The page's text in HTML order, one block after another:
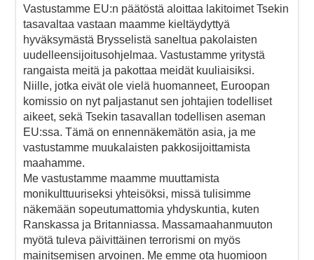
Vastustamme EU:n päätöstä aloittaa lakitoimet Tsekin
tasavaltaa vastaan maamme kieltäydyttyä
hyväksymästä Brysselistä saneltua pakolaisten
uudelleensijoitusohjelmaa. Vastustamme yritystä
rangaista meitä ja pakottaa meidät kuuliaisiksi.
Niille, jotka eivät ole vielä huomanneet, Euroopan
komissio on nyt paljastanut sen johtajien todelliset
aikeet, sekä Tsekin tasavallan todellisen aseman
EU:ssa. Tämä on ennennäkemätön asia, ja me
vastustamme muukalaisten pakkosijoittamista
maahamme.
Me vastustamme maamme muuttamista
monikulttuuriseksi yhteisöksi, missä tulisimme
näkemään sopeutumattomia yhdyskuntia, kuten
Ranskassa ja Britanniassa. Massamaahanmuuton
myötä tuleva päivittäinen terrorismi on myös
mainitsemisen arvoinen. Me emme ota huomioon